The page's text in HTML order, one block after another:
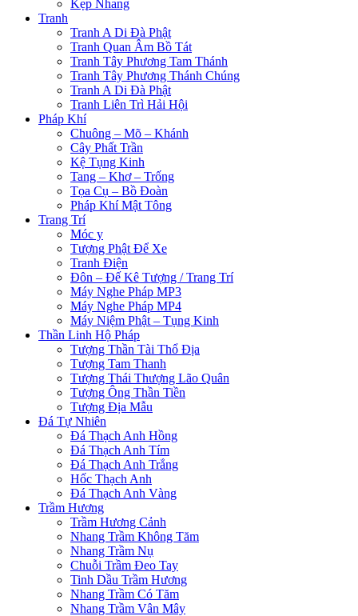
Kẹp Nhang
Tranh
Tranh A Di Đà Phật
Tranh Quan Âm Bồ Tát
Tranh Tây Phương Tam Thánh
Tranh Tây Phương Thánh Chúng
Tranh A Di Đà Phật
Tranh Liên Trì Hải Hội
Pháp Khí
Chuông – Mõ – Khánh
Cây Phất Trần
Kệ Tụng Kinh
Tang – Khơ – Trống
Tọa Cụ – Bồ Đoàn
Pháp Khí Mật Tông
Trang Trí
Móc y
Tượng Phật Để Xe
Tranh Điện
Đôn – Đế Kê Tượng / Trang Trí
Máy Nghe Pháp MP3
Máy Nghe Pháp MP4
Máy Niệm Phật – Tụng Kinh
Thần Linh Hộ Pháp
Tượng Thần Tài Thổ Địa
Tượng Tam Thanh
Tượng Thái Thượng Lão Quân
Tượng Ông Thần Tiền
Tượng Địa Mẫu
Đá Tự Nhiên
Đá Thạch Anh Hồng
Đá Thạch Anh Tím
Đá Thạch Anh Trắng
Hốc Thạch Anh
Đá Thạch Anh Vàng
Trầm Hương
Trầm Hương Cảnh
Nhang Trầm Không Tăm
Nhang Trầm Nụ
Chuỗi Trầm Đeo Tay
Tinh Dầu Trầm Hương
Nhang Trầm Có Tăm
Nhang Trầm Vân Mây